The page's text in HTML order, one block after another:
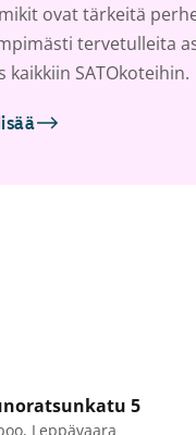
ovat tärkeitä
tervetulleita
kaikkiin SATOkoteihin.
5
Leppävaara